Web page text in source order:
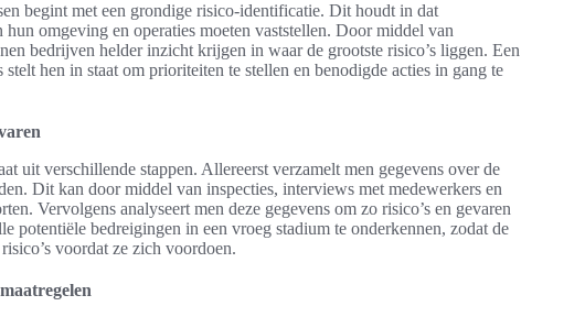
begint met een grondige risico-identificatie. Dit houdt in dat
hun omgeving en operaties moeten vaststellen. Door middel van
bedrijven helder inzicht krijgen in waar de grootste risico’s liggen. Een
stelt hen in staat om prioriteiten te stellen en benodigde acties in gang te
uit verschillende stappen. Allereerst verzamelt men gegevens over de
Dit kan door middel van inspecties, interviews met medewerkers en
Vervolgens analyseert men deze gegevens om zo risico’s en gevaren
potentiële bedreigingen in een vroeg stadium te onderkennen, zodat de
voordat ze zich voordoen.